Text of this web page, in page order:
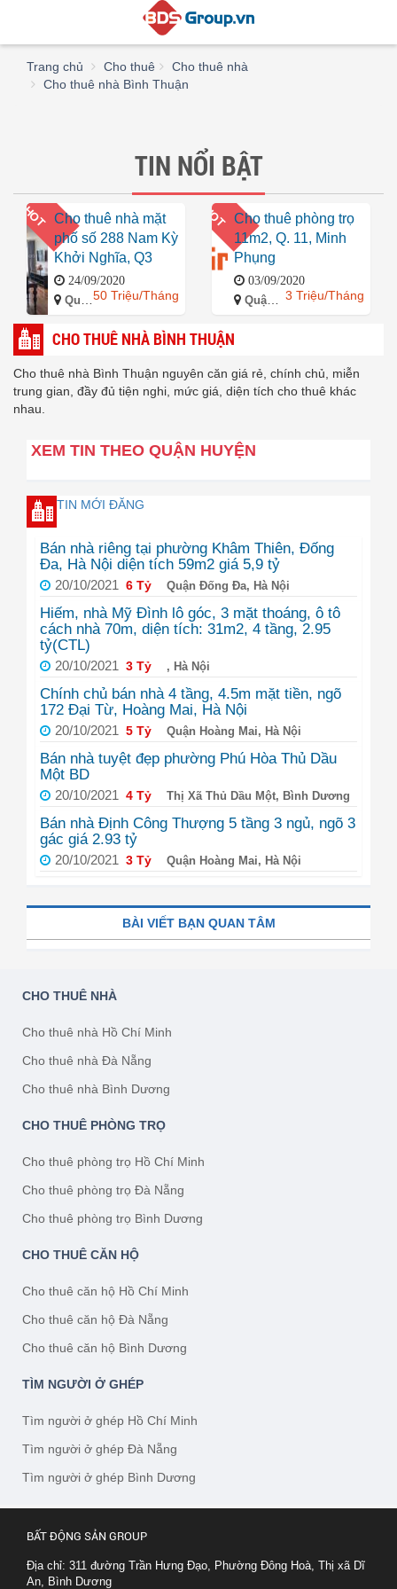
Trang chủ Cho thuê
Cho thuê nhà
Cho thuê nhà Bình Thuận
TIN NỔI BẬT
HOT Cho thuê nhà mặt
phố số 288 Nam Kỳ
Khởi Nghĩa, Q3
24/09/2020
50 Triệu/Tháng
Quận 3, Hồ Chí Minh
HOT Cho thuê phòng trọ
11m2, Q. 11, Minh
Phụng
03/09/2020
3 Triệu/Tháng
Quận 11, Hồ Chí Minh
CHO THUÊ NHÀ BÌNH THUẬN
Cho thuê nhà Bình Thuận nguyên căn giá rẻ, chính chủ, miễn
trung gian, đầy đủ tiện nghi, mức giá, diện tích cho thuê khác
nhau.
XEM TIN THEO QUẬN HUYỆN
TIN MỚI ĐĂNG
Bán nhà riêng tại phường Khâm Thiên, Đống
Đa, Hà Nội diện tích 59m2 giá 5,9 tỷ
20/10/2021 6 Tỷ Quận Đống Đa, Hà Nội
Hiếm, nhà Mỹ Đình lô góc, 3 mặt thoáng, ô tô
cách nhà 70m, diện tích: 31m2, 4 tầng, 2.95
tỷ(CTL)
20/10/2021 3 Tỷ , Hà Nội
Chính chủ bán nhà 4 tầng, 4.5m mặt tiền, ngõ
172 Đại Từ, Hoàng Mai, Hà Nội
20/10/2021 5 Tỷ Quận Hoàng Mai, Hà Nội
Bán nhà tuyệt đẹp phường Phú Hòa Thủ Dầu
Một BD
20/10/2021 4 Tỷ Thị Xã Thủ Dầu Một, Bình Dương
Bán nhà Định Công Thượng 5 tầng 3 ngủ, ngõ 3
gác giá 2.93 tỷ
20/10/2021 3 Tỷ Quận Hoàng Mai, Hà Nội
BÀI VIẾT BẠN QUAN TÂM
CHO THUÊ NHÀ
Cho thuê nhà Hồ Chí Minh
Cho thuê nhà Đà Nẵng
Cho thuê nhà Bình Dương
CHO THUÊ PHÒNG TRỌ
Cho thuê phòng trọ Hồ Chí Minh
Cho thuê phòng trọ Đà Nẵng
Cho thuê phòng trọ Bình Dương
CHO THUÊ CĂN HỘ
Cho thuê căn hộ Hồ Chí Minh
Cho thuê căn hộ Đà Nẵng
Cho thuê căn hộ Bình Dương
TÌM NGƯỜI Ở GHÉP
Tìm người ở ghép Hồ Chí Minh
Tìm người ở ghép Đà Nẵng
Tìm người ở ghép Bình Dương
BẤT ĐỘNG SẢN GROUP
Địa chỉ: 311 đường Trần Hưng Đạo, Phường Đông Hoà, Thị xã Dĩ
An, Bình Dương